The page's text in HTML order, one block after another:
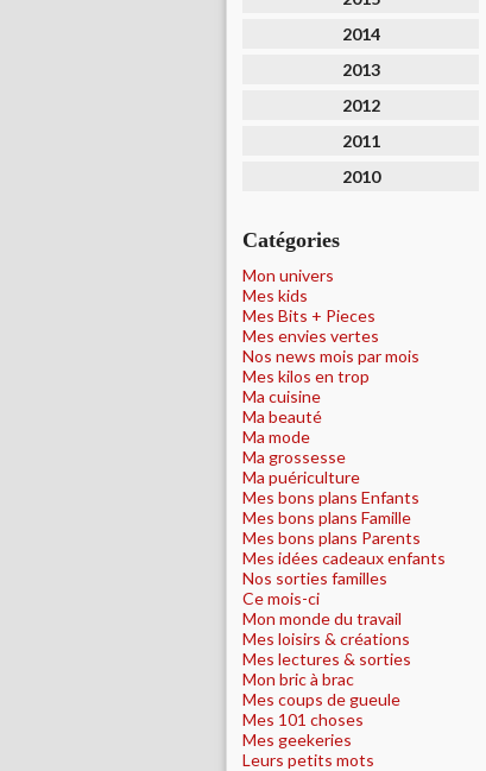
2014
2013
2012
2011
2010
Catégories
Mon univers
Mes kids
Mes Bits + Pieces
Mes envies vertes
Nos news mois par mois
Mes kilos en trop
Ma cuisine
Ma beauté
Ma mode
Ma grossesse
Ma puériculture
Mes bons plans Enfants
Mes bons plans Famille
Mes bons plans Parents
Mes idées cadeaux enfants
Nos sorties familles
Ce mois-ci
Mon monde du travail
Mes loisirs & créations
Mes lectures & sorties
Mon bric à brac
Mes coups de gueule
Mes 101 choses
Mes geekeries
Leurs petits mots